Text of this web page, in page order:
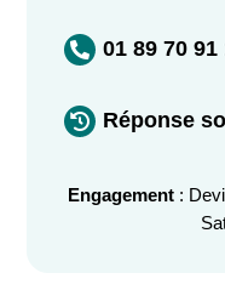
 01 89 70 91
 Réponse
Engagement :